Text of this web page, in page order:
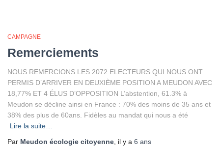
CAMPAGNE
Remerciements
NOUS REMERCIONS LES 2072 ELECTEURS QUI NOUS ONT
PERMIS D’ARRIVER EN DEUXIÈME POSITION A MEUDON AVEC
18,77% ET 4 ÉLUS D’OPPOSITION L’abstention, 61.3% à
Meudon se décline ainsi en France : 70% des moins de 35 ans et
38% des plus de 60ans. Fidèles au mandat qui nous a été
Lire la suite…
Par Meudon écologie citoyenne , il y a 6 ans